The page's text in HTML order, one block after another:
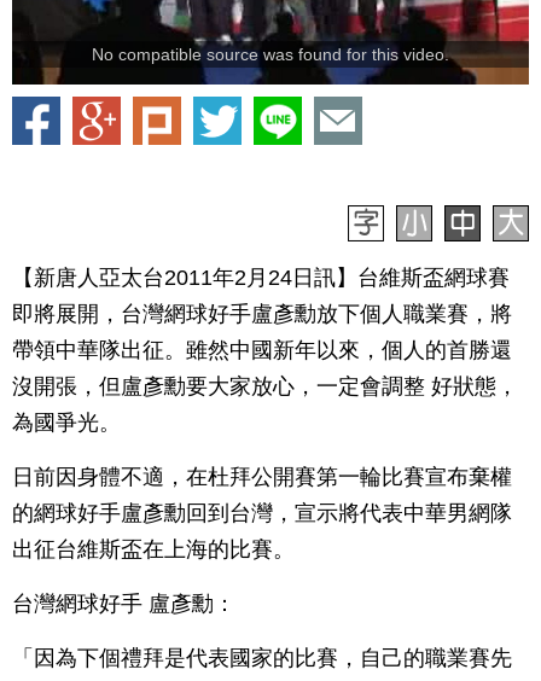
No compatible source was found for this video.
【新唐人亞太台2011年2月24日訊】台維斯盃網球賽
即將展開，台灣網球好手盧彥勳放下個人職業賽，將
帶領中華隊出征。雖然中國新年以來，個人的首勝還
沒開張，但盧彥勳要大家放心，一定會調整 好狀態，
為國爭光。
日前因身體不適，在杜拜公開賽第一輪比賽宣布棄權
的網球好手盧彥勳回到台灣，宣示將代表中華男網隊
出征台維斯盃在上海的比賽。
台灣網球好手 盧彥勳：
「因為下個禮拜是代表國家的比賽，自己的職業賽先